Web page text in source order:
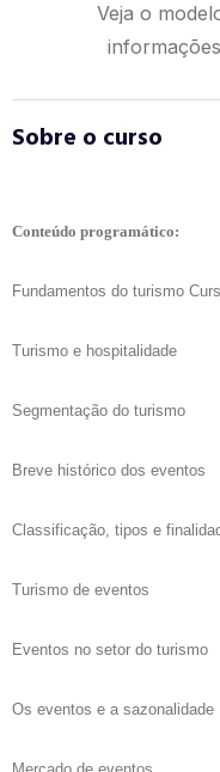
Veja o
Sobre o curso
Conteúdo programático:
Fundamentos do turismo
Turismo e hospitalidade
Segmentação do turismo
Breve histórico dos eventos
Classificação, tipos e
Turismo de eventos
Eventos no setor do turismo
Os eventos e a sazonalidade